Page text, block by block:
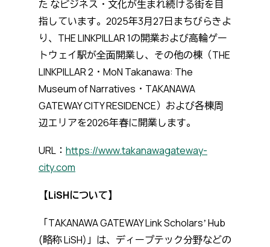
た なビジネス・文化が生まれ続ける街を目
指しています。2025年3月27日まちびらきよ
り、THE LINKPILLAR 1の開業および高輪ゲー
トウェイ駅が全面開業し、その他の棟（THE
LINKPILLAR 2・MoN Takanawa: The
Museum of Narratives・TAKANAWA
GATEWAY CITY RESIDENCE）および各棟周
辺エリアを2026年春に開業します。
URL： https://www.takanawagateway-
city.com
【LiSHについて】
「TAKANAWA GATEWAY Link Scholarsʼ Hub
(略称 LiSH)」は、ディープテック分野などの